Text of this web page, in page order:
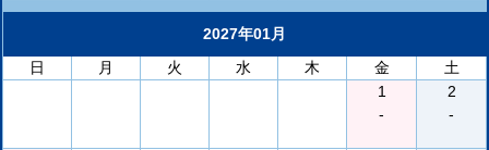
2027年01月
日
月 火 水 木 金
土
1
-
2
-